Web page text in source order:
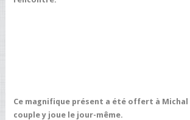
Ce magnifique présent a été offert à Michal
couple y joue le jour-même.